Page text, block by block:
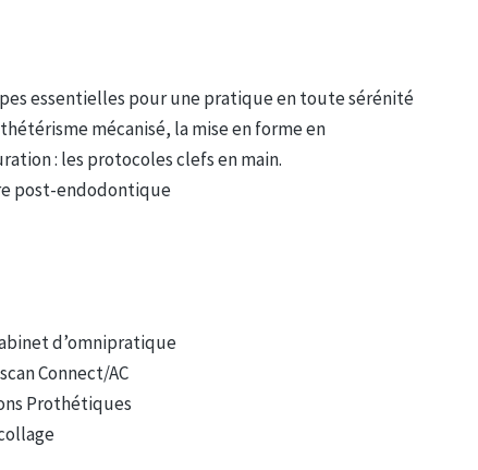
essentielles pour une pratique en toute sérénité
mécanisé, la mise en forme en
: les protocoles clefs en main.
post-endodontique
d’omnipratique
Connect/AC
Prothétiques